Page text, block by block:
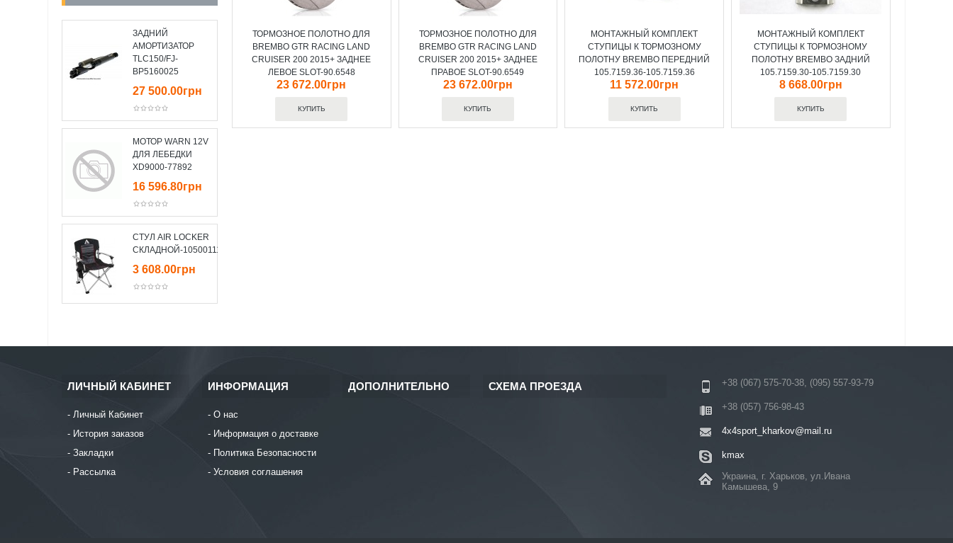
ЗАДНИЙ
АМОРТИЗАТОР
TLC150/FJ-
BP5160025
27 500.00грн
МОТОР WARN 12V
ДЛЯ ЛЕБЕДКИ
XD9000-77892
16 596.80грн
СТУЛ AIR LOCKER
СКЛАДНОЙ-10500111
3 608.00грн
ТОРМОЗНОЕ ПОЛОТНО ДЛЯ
BREMBO GTR RACING LAND
CRUISER 200 2015+ ЗАДНЕЕ
ЛЕВОЕ SLOT-90.6548
23 672.00грн
ТОРМОЗНОЕ ПОЛОТНО ДЛЯ
BREMBO GTR RACING LAND
CRUISER 200 2015+ ЗАДНЕЕ
ПРАВОЕ SLOT-90.6549
23 672.00грн
МОНТАЖНЫЙ КОМПЛЕКТ
СТУПИЦЫ К ТОРМОЗНОМУ
ПОЛОТНУ BREMBO ПЕРЕДНИЙ
105.7159.36-105.7159.36
11 572.00грн
МОНТАЖНЫЙ КОМПЛЕКТ
СТУПИЦЫ К ТОРМОЗНОМУ
ПОЛОТНУ BREMBO ЗАДНИЙ
105.7159.30-105.7159.30
8 668.00грн
ЛИЧНЫЙ КАБИНЕТ
Личный Кабинет
История заказов
Закладки
Рассылка
ИНФОРМАЦИЯ
О нас
Информация о доставке
Политика Безопасности
Условия соглашения
ДОПОЛНИТЕЛЬНО СХЕМА ПРОЕЗДА +38 (067) 575-70-38, (095) 557-93-79
+38 (057) 756-98-43
4x4sport_kharkov@mail.ru
kmax
Украина, г. Харьков, ул.Ивана
Камышева, 9